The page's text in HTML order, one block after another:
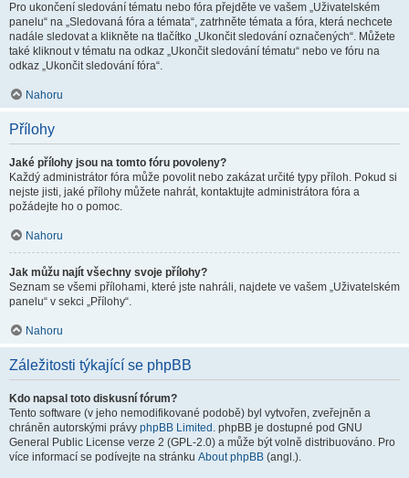
Pro ukončení sledování tématu nebo fóra přejděte ve vašem „Uživatelském
panelu“ na „Sledovaná fóra a témata“, zatrhněte témata a fóra, která nechcete
nadále sledovat a klikněte na tlačítko „Ukončit sledování označených“. Můžete
také kliknout v tématu na odkaz „Ukončit sledování tématu“ nebo ve fóru na
odkaz „Ukončit sledování fóra“.
Nahoru
Přílohy
Jaké přílohy jsou na tomto fóru povoleny?
Každý administrátor fóra může povolit nebo zakázat určité typy příloh. Pokud si
nejste jisti, jaké přílohy můžete nahrát, kontaktujte administrátora fóra a
požádejte ho o pomoc.
Nahoru
Jak můžu najít všechny svoje přílohy?
Seznam se všemi přílohami, které jste nahráli, najdete ve vašem „Uživatelském
panelu“ v sekci „Přílohy“.
Nahoru
Záležitosti týkající se phpBB
Kdo napsal toto diskusní fórum?
Tento software (v jeho nemodifikované podobě) byl vytvořen, zveřejněn a
chráněn autorskými právy phpBB Limited . phpBB je dostupné pod GNU
General Public License verze 2 (GPL-2.0) a může být volně distribuováno. Pro
více informací se podívejte na stránku About phpBB (angl.).